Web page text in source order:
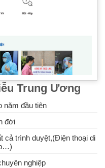
Trung Ương
năm đầu tiên
đời
cả trình duyệt,(Điện thoại di
nghiệp